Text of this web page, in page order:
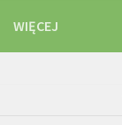
WIĘCEJ